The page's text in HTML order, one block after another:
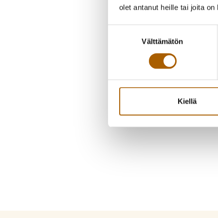
olet antanut heille tai joita
Välttämätön
Kiellä